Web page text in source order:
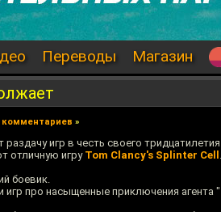
Переводы Магазин
комментариев »
игр в честь своего
отличную игру Tom Clancy's Splinter Cell .
боевик.
игр про насыщенные приключения